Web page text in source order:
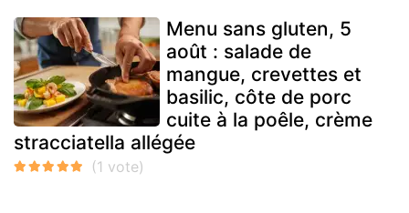
Menu sans gluten, 5
août : salade de
mangue, crevettes et
basilic, côte de porc
cuite à la poêle, crème
stracciatella allégée